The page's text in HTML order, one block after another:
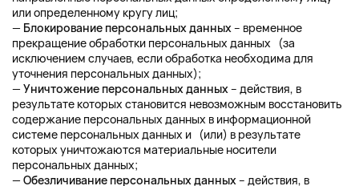
или определенному кругу лиц;
— Блокирование персональных данных– временное
прекращение обработки персональных данных (за
исключением случаев, если обработка необходима для
уточнения персональных данных);
— Уничтожение персональных данных– действия, в
результате которых становится невозможным восстановить
содержание персональных данных в информационной
системе персональных данных и (или) в результате
которых уничтожаются материальные носители
персональных данных;
— Обезличивание персональных данных– действия, в